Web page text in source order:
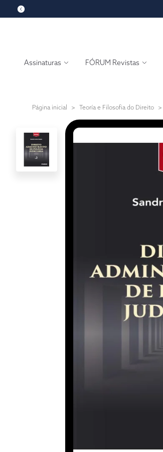
Assinaturas FÓRUM Revistas
Página inicial > Teoría e Filosofia do Direito >